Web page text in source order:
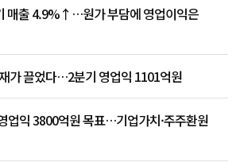
매출 4.9%↑…원가 부담에 영업이익은
가 끌었다…2분기 영업익 1101억원
업익 3800억원 목표…기업가치·주주환원